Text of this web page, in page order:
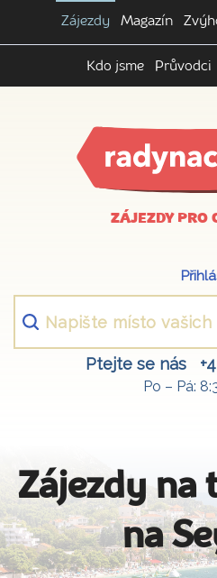
Zájezdy Magazín
Kdo jsme Průvodci
ZÁJEZDY PRO
Ptejte se nás
Po – Pá:
Zájezdy na
na